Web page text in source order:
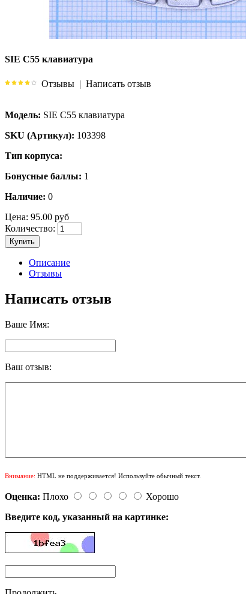
SIE C55 клавиатура
Отзывы | Написать отзыв
Модель: SIE C55 клавиатура
SKU (Артикул): 103398
Тип корпуса:
Бонусные баллы: 1
Наличие: 0
Цена: 95.00 руб
Количество:
Купить
Описание
Отзывы
Написать отзыв
Ваше Имя:
Ваш отзыв:
Внимание: HTML не поддерживается! Используйте обычный текст.
Оценка: Плохо
Хорошо
Введите код, указанный на картинке: